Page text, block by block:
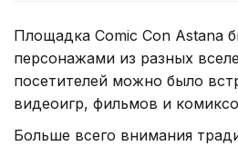
Площадка Comic Con Astana
персонажами из разных
посетителей можно было
видеоигр, фильмов и
Больше всего внимания